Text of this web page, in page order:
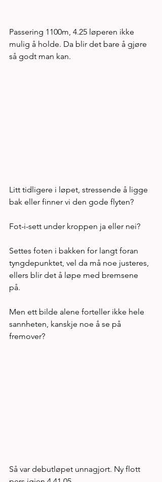
Passering 1100m, 4.25 løperen ikke
mulig å holde. Da blir det bare å gjøre
så godt man kan.
Litt tidligere i løpet, stressende å ligge
bak eller finner vi den gode flyten?
Fot-i-sett under kroppen ja eller nei?
Settes foten i bakken for langt foran
tyngdepunktet, vel da må noe justeres,
ellers blir det å løpe med bremsene
på.
Men ett bilde alene forteller ikke hele
sannheten, kanskje noe å se på
fremover?
Så var debutløpet unnagjort. Ny flott